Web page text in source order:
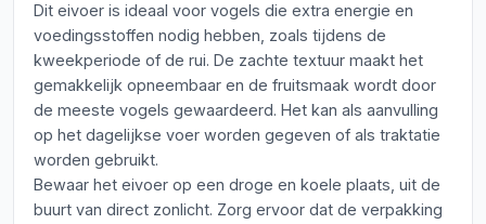
Dit eivoer is ideaal voor vogels die extra energie en
voedingsstoffen nodig hebben, zoals tijdens de
kweekperiode of de rui. De zachte textuur maakt het
gemakkelijk opneembaar en de fruitsmaak wordt door
de meeste vogels gewaardeerd. Het kan als aanvulling
op het dagelijkse voer worden gegeven of als traktatie
worden gebruikt.
Bewaar het eivoer op een droge en koele plaats, uit de
buurt van direct zonlicht. Zorg ervoor dat de verpakking